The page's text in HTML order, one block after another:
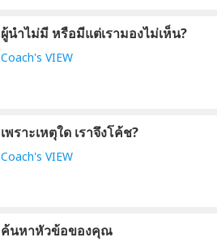
ผู้นำไม่มี หรือมีแต่เรามองไม่เห็น?
Coach's VIEW
เพราะเหตุใด เราจึงโค้ช?
Coach's VIEW
ค้นหาหัวข้อของคุณ